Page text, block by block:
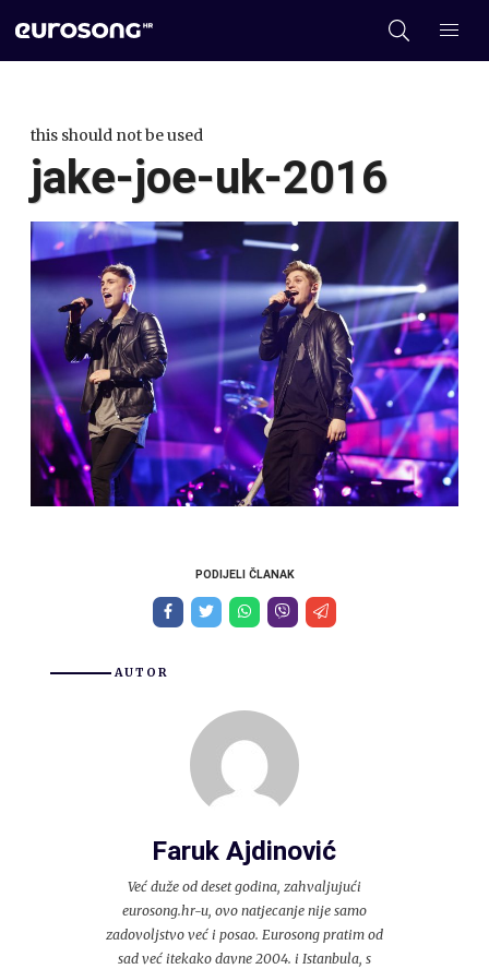
this should not be used
jake-joe-uk-2016
PODIJELI ČLANAK
AUTOR
Faruk Ajdinović
Već duže od deset godina, zahvaljujući
eurosong.hr-u, ovo natjecanje nije samo
zadovoljstvo već i posao. Eurosong pratim od
sad već itekako davne 2004. i Istanbula, s